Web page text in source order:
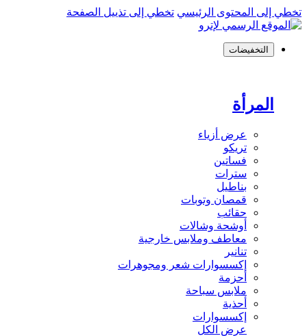
تخطي إلى المحتوى الرئيسي تخطي إلى تذييل الصفحة
التخفيضات
المرأة
عرض أزياء
تريكو
فساتين
سترات
بناطيل
قمصان وتوبات
حقائب
أوشحة وشالات
معاطف وملابس خارجية
تنانير
إكسسوارات شعر ومجوهرات
أحزمة
ملابس سباحة
أحذية
إكسسوارات
عرض الكل